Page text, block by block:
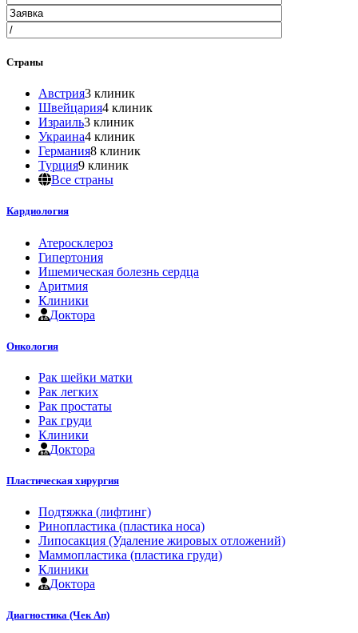
Страны
Австрия3 клиник
Швейцария4 клиник
Израиль3 клиник
Украина4 клиник
Германия8 клиник
Турция9 клиник
Все страны
Кардиология
Атеросклероз
Гипертония
Ишемическая болезнь сердца
Аритмия
Клиники
Доктора
Онкология
Рак шейки матки
Рак легких
Рак простаты
Рак груди
Клиники
Доктора
Пластическая хирургия
Подтяжка (лифтинг)
Ринопластика (пластика носа)
Липосакция (Удаление жировых отложений)
Маммопластика (пластика груди)
Клиники
Доктора
Диагностика (Чек Ап)